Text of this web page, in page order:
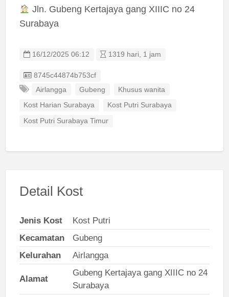
Jln. Gubeng Kertajaya gang XIIIC no 24
Surabaya
16/12/2025 06:12 1319 hari, 1 jam
Listing ID
8745c44874b753cf
Airlangga
Gubeng Khusus wanita
Kost Harian Surabaya Kost Putri Surabaya
Kost Putri Surabaya Timur
Detail Kost
Jenis Kost
Kost Putri
Kecamatan
Gubeng
Kelurahan
Airlangga
Alamat
Gubeng Kertajaya gang XIIIC no 24
Surabaya